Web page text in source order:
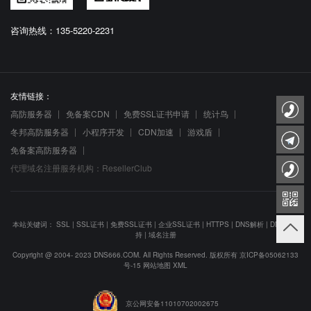
咨询热线：135-5220-2231
友情链接：
高防服务器
免备案CDN 免费SSL证书申请
统计鸟
冬邦高防服务器
小程序开发 CDN加速
游戏盾
免备案高防服务器
代理域名注册服务机构：ResellerClub
本站关键词： SSL | SSL证书 | 免费SSL证书 | 企业SSL证书 | HTTPS | DNS解析 | DNS防劫
持| 域名注册
Copyright @ 2004- 2023 DNS666.COM. All Rights Reserved. 版权所有 京ICP备05062133
号-15 网站地图 XML
京公网安备11010702002675